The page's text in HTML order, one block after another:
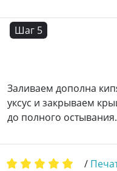
Шаг 5
Заливаем дополна
уксус и закрываем
до полного остывания.
/